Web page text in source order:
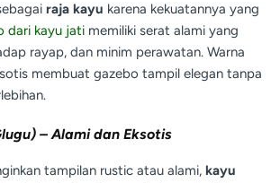
raja kayu karena kekuatannya yang
dari kayu jati memiliki serat alami yang
rayap, dan minim perawatan. Warna
membuat gazebo tampil elegan tanpa
– Alami dan Eksotis
tampilan rustic atau alami, kayu